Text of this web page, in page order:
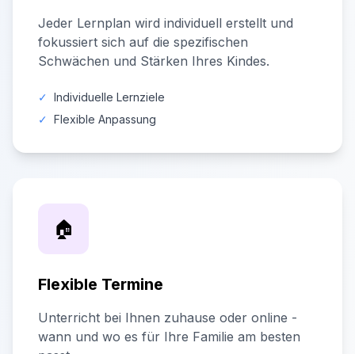
Jeder Lernplan wird individuell erstellt und
fokussiert sich auf die spezifischen
Schwächen und Stärken Ihres Kindes.
✓ Individuelle Lernziele
✓ Flexible Anpassung
🏠
Flexible Termine
Unterricht bei Ihnen zuhause oder online -
wann und wo es für Ihre Familie am besten